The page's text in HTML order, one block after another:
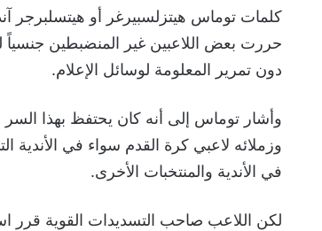
كلمات توماس هيتزلسبيرغر أو هيتسلبرجر
حررت بعض اللاعبين غير المنضبطين
دون تمرير المعلومة لوسائل الإعلام.
وأشار توماس إلى أنه كان يحتفظ بهذا
وزملائه لاعبي كرة القدم سواء في
في الأندية والمنتخبات الأخرى.
لكن اللاعب صاحب التسديدات القوية قرر